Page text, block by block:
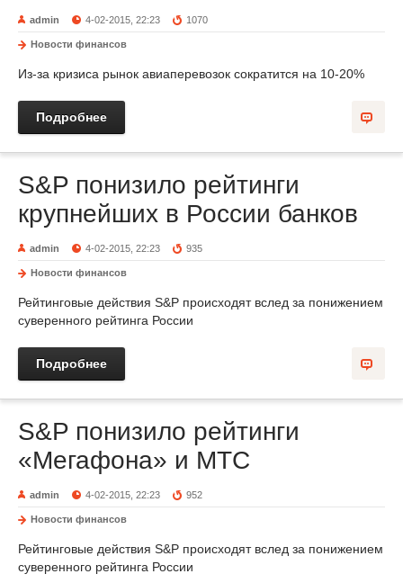
admin 4-02-2015, 22:23 1070
Новости финансов
Из-за кризиса рынок авиаперевозок сократится на 10-20%
Подробнее
S&P понизило рейтинги
крупнейших в России банков
admin 4-02-2015, 22:23 935
Новости финансов
Рейтинговые действия S&P происходят вслед за понижением
суверенного рейтинга России
Подробнее
S&P понизило рейтинги
«Мегафона» и МТС
admin 4-02-2015, 22:23 952
Новости финансов
Рейтинговые действия S&P происходят вслед за понижением
суверенного рейтинга России